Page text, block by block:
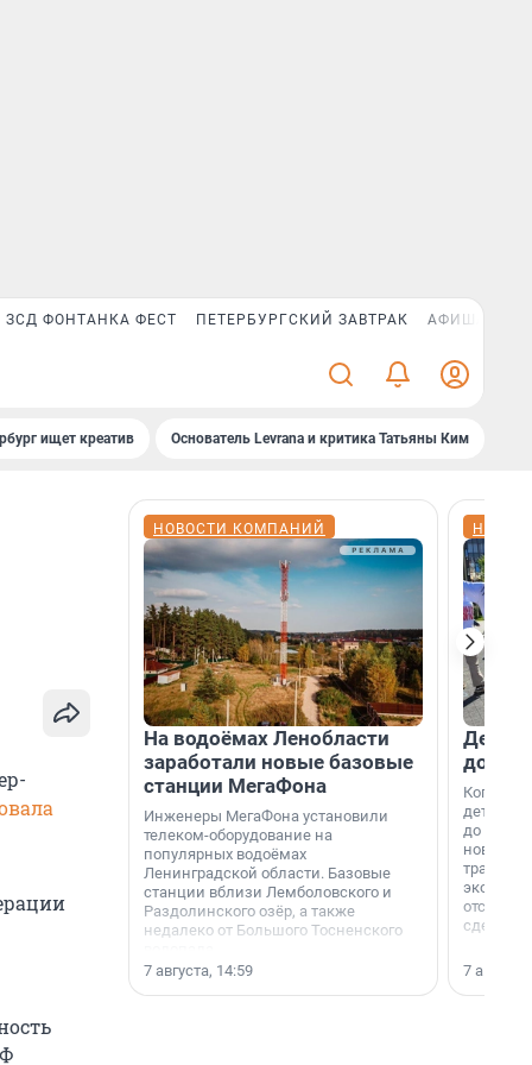
ЗСД ФОНТАНКА ФЕСТ ПЕТЕРБУРГСКИЙ ЗАВТРАК АФИША PLUS
ищет креатив Основатель Levrana и критика Татьяны Ким
НОВОСТИ КОМПАНИЙ
На водоёмах Ленобласти
заработали новые базовые
станции МегаФона
Инженеры МегаФона установили
телеком-оборудование на
популярных водоёмах
Ленинградской области. Базовые
станции вблизи Лемболовского и
Раздолинского озёр, а также
недалеко от Большого Тосненского
7 августа, 14:59
Когда-
дети
до
новости
сделали
7